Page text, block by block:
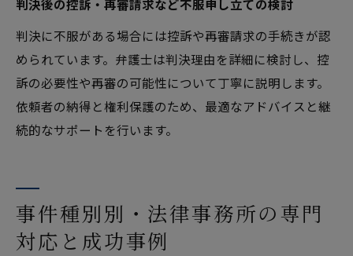
判決後の控訴・再審請求など不服申し立ての検討
判決に不服がある場合には控訴や再審請求の手続きが認
められています。弁護士は判決理由を詳細に検討し、控
訴の必要性や再審の可能性について丁寧に説明します。
依頼者の納得と権利保護のため、最適なアドバイスと継
続的なサポートを行います。
事件種別別・法律事務所の専門
対応と成功事例